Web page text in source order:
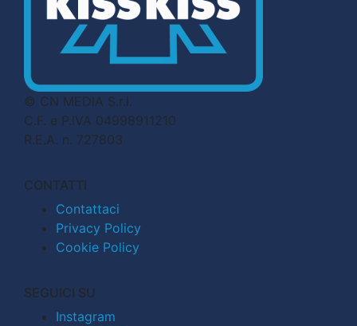
© CN MEDIA S.r.l.
C.F. e P.IVA 04998911210
R.E.A. n. 727803
CONTATTI
Contattaci
Privacy Policy
Cookie Policy
SEGUICI SU
Instagram